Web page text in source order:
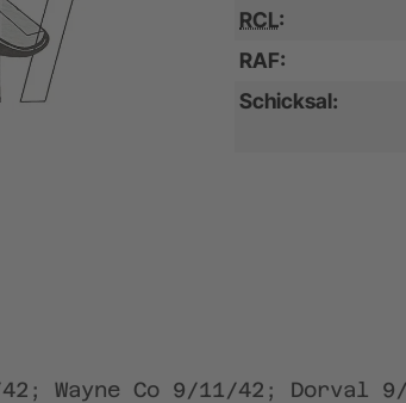
RCL:
RAF:
Schicksal:
Wayne Co 9/11/42; Dorval